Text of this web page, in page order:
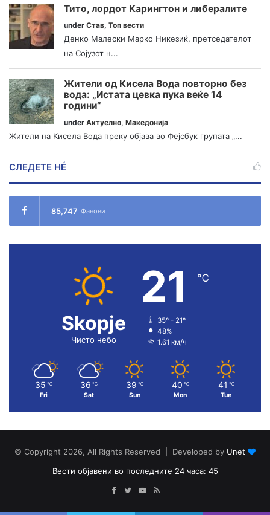
Тито, лордот Карингтон и либералите
under Став, Топ вести
Денко Малески Марко Никезиќ, претседателот
на Сојузот н...
Жители од Кисела Вода повторно без
вода: „Истата цевка пука веќе 14
години“
under Актуелно, Македонија
Жители на Кисела Вода преку објава во Фејсбук групата „...
СЛЕДЕТЕ НÉ
85,747 Фанови
Skopje
Чисто небо
21 ℃
35º - 21º
48%
1.61 км/ч
35 ℃
Fri
36 ℃
Sat
39 ℃
Sun
40 ℃
Mon
41 ℃
Tue
© Copyright 2026, All Rights Reserved | Developed by Unet
Вести објавени во последните 24 часа: 45
Facebook
TwitterYouTube
RSS